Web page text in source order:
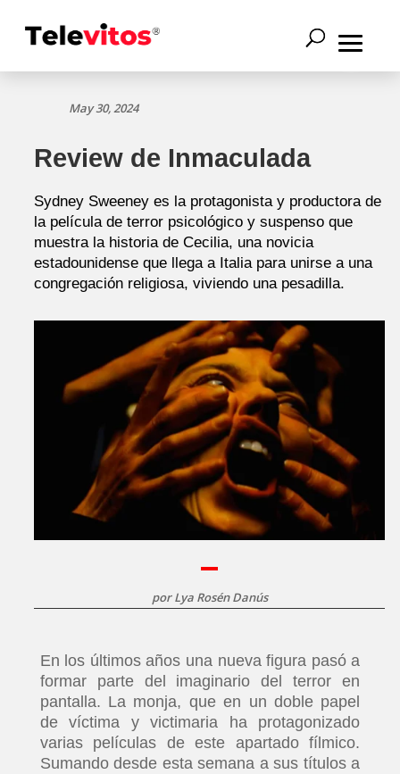
May 30, 2024
Review de Inmaculada
Sydney Sweeney es la protagonista y productora de
la película de terror psicológico y suspenso que
muestra la historia de Cecilia, una novicia
estadounidense que llega a Italia para unirse a una
congregación religiosa, viviendo una pesadilla.
porLya Rosén Danús
En los últimos años una nueva figura pasó a
formar parte del imaginario del terror en
pantalla. La monja, que en un doble papel
de víctima y victimaria ha protagonizado
varias películas de este apartado fílmico.
Sumando desde esta semana a sus títulos a